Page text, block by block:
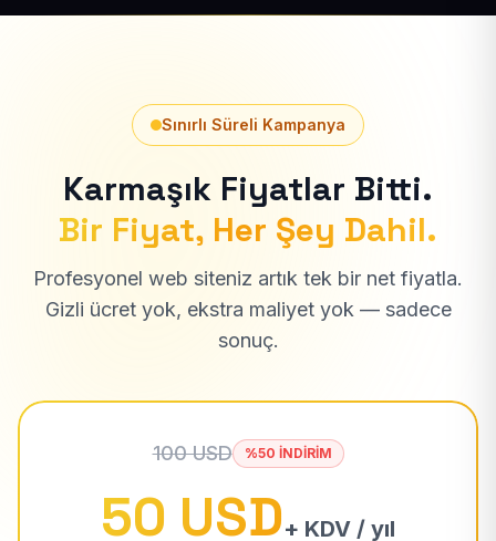
Sınırlı Süreli Kampanya
Karmaşık Fiyatlar Bitti.
Bir Fiyat, Her Şey Dahil.
Profesyonel web siteniz artık tek bir net fiyatla.
Gizli ücret yok, ekstra maliyet yok — sadece
sonuç.
100 USD %50 İNDİRİM
50 USD+ KDV / yıl